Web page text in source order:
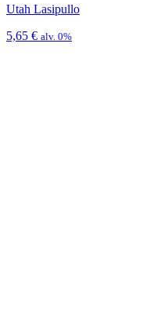
Utah Lasipullo
5,65 € alv. 0%